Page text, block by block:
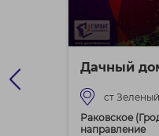
Дачный
ст
Раковское
направление